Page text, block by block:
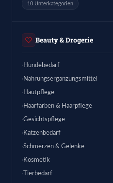
10 Unterkategorien
Beauty & Drogerie
Hundebedarf
Nahrungsergänzungsmittel
Hautpflege
Haarfarben & Haarpflege
Gesichtspflege
Katzenbedarf
Schmerzen & Gelenke
Kosmetik
Tierbedarf